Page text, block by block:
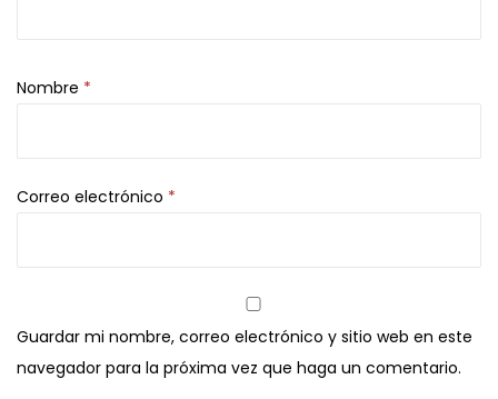
Nombre *
Correo electrónico *
Guardar mi nombre, correo electrónico y sitio web en este
navegador para la próxima vez que haga un comentario.